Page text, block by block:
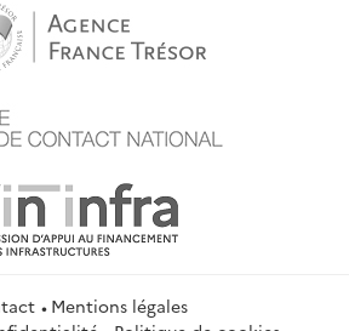
Mentions légales